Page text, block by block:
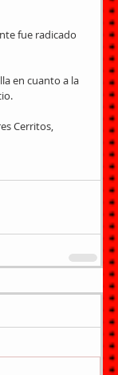
fue radicado
en cuanto a la
Cerritos,